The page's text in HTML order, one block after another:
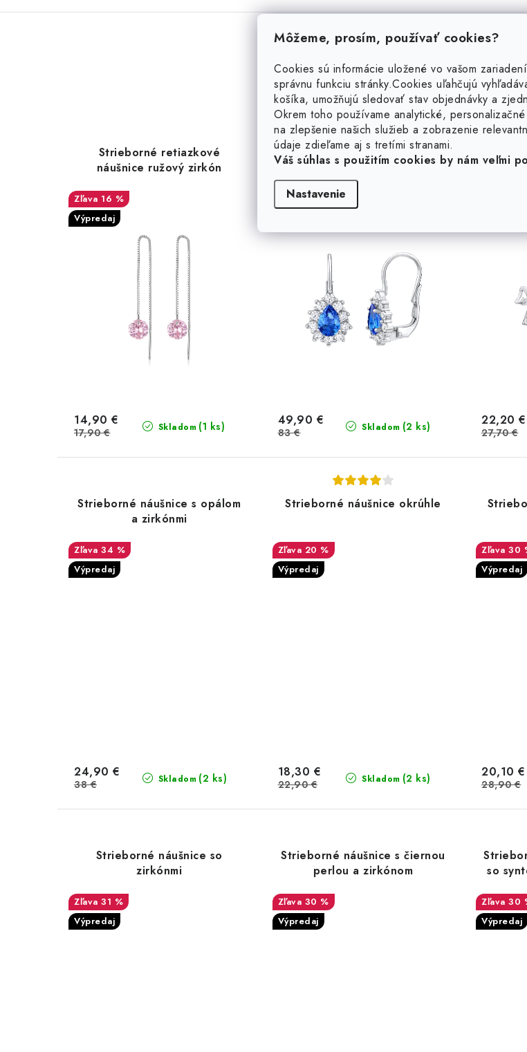
Môžeme, prosím, používať cookies?
Cookies sú informácie uložené vo vašom
správnu funkciu stránky.Cookies uľahčujú
košíka, umožňujú sledovať stav objednávky a
Okrem toho používame analytické,
na zlepšenie našich služieb a zobrazenie
údaje zdieľame aj s tretími stranami.
Váš súhlas s použitím cookies by nám veľmi
Nastavenie
Podobné
Strieborné retiazkové
náušnice ružový zirkón
16 %
Výpredaj
Skladom (1 ks)
14,90 €
17,90 €
Strieborné náušnice modré so
Swarovski ® Zirconia
39 %
Skladom (2 ks)
49,90 €
83 €
22,20 €
27,70 €
Strieborné náušnice s opálom
a zirkónmi
34 %
Výpredaj
Skladom (2 ks)
24,90 €
38 €
Strieborné náušnice okrúhle
20 %
Výpredaj
Skladom (2 ks)
18,30 €
22,90 €
30
Výpredaj
20,10 €
28,90 €
Strieborné náušnice so
zirkónmi
31 %
Výpredaj
Strieborné náušnice s čiernou
perlou a zirkónom
30 %
Výpredaj
so
30
Výpredaj